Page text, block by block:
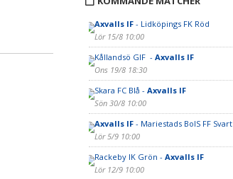
Axvalls IF- Lidköpings FK Röd
Lör 15/8 10:00
Kållandsö GIF - Axvalls IF
Ons 19/8 18:30
Skara FC Blå - Axvalls IF
Sön 30/8 10:00
Axvalls IF- Mariestads BoIS FF Svart
Lör 5/9 10:00
Rackeby IK Grön - Axvalls IF
Lör 12/9 10:00